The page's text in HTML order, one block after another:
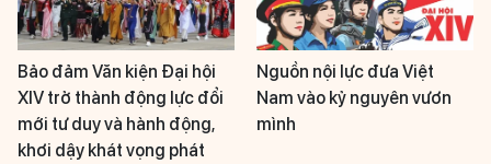
Bảo đảm Văn kiện Đại hội
XIV trở thành động lực đổi
mới tư duy và hành động,
khơi dậy khát vọng phát
Nguồn nội lực đưa Việt
Nam vào kỷ nguyên vươn
mình